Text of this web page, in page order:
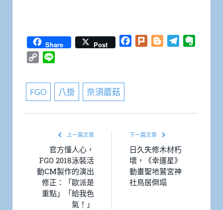
Share Post Facebook
Plurk BloggerTelegram
Copy
FGO 八掛 奈須蘑菇
上一篇文章
官方懂人心，
FGO 2018泳裝活
動CM製作的演出
修正：「歐派是
重點」「給我色
氣！」
下一篇文章
日久失修木材朽
壞，《幸運星》
動畫聖地鷲宮神
社鳥居倒塌